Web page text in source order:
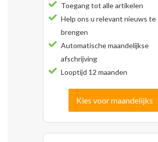
Toegang tot alle artikelen
Help ons u relevant nieuws te
brengen
Automatische maandelijkse
afschrijving
Looptijd 12 maanden
Kies voor maandelijks